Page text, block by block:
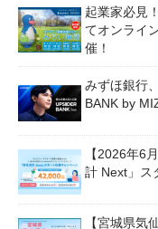
起業家必見
てオンライ
催！
みずほ銀行
BANK by
【2026年6
計 Next」ス
【宮城県気